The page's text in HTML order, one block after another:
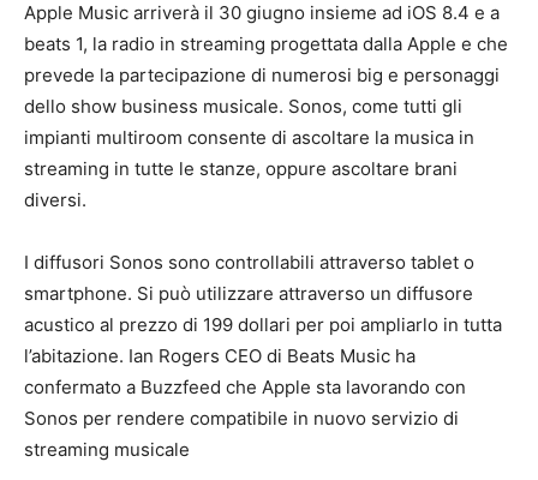
Apple Music arriverà il 30 giugno insieme ad iOS 8.4 e a
beats 1, la radio in streaming progettata dalla Apple e che
prevede la partecipazione di numerosi big e personaggi
dello show business musicale. Sonos, come tutti gli
impianti multiroom consente di ascoltare la musica in
streaming in tutte le stanze, oppure ascoltare brani
diversi.
I diffusori Sonos sono controllabili attraverso tablet o
smartphone. Si può utilizzare attraverso un diffusore
acustico al prezzo di 199 dollari per poi ampliarlo in tutta
l’abitazione. Ian Rogers CEO di Beats Music ha
confermato a Buzzfeed che Apple sta lavorando con
Sonos per rendere compatibile in nuovo servizio di
streaming musicale